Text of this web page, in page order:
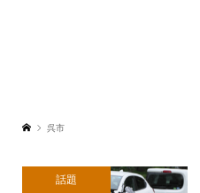
呉市
話題